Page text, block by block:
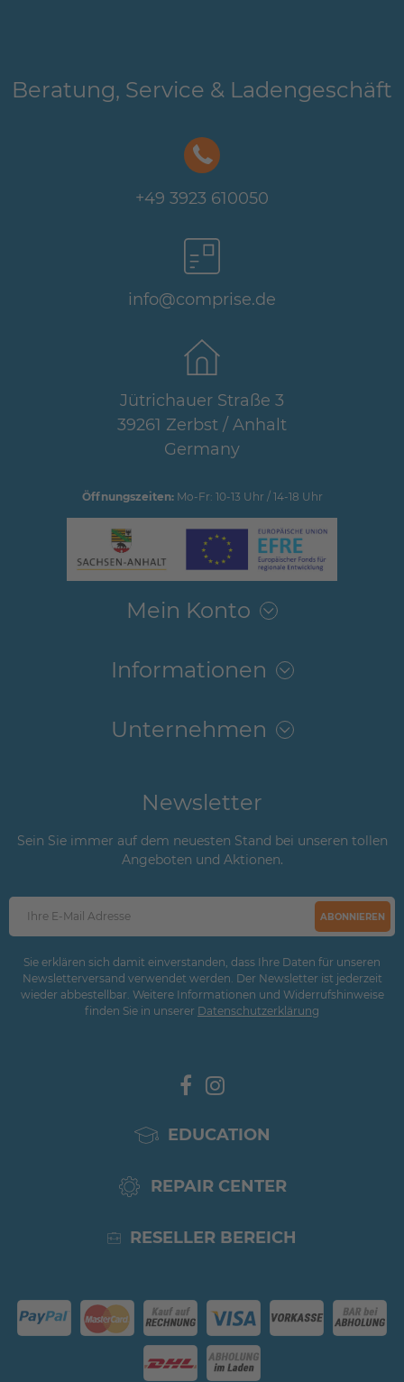
Beratung, Service & Ladengeschäft
+49 3923 610050
info@comprise.de
Jütrichauer Straße 3
39261 Zerbst / Anhalt
Germany
Öffnungszeiten:Mo-Fr: 10-13 Uhr / 14-18 Uhr
Mein Konto
Informationen
Unternehmen
Newsletter
Sein Sie immer auf dem neuesten Stand bei unseren tollen
Angeboten und Aktionen.
ABONNIEREN
Sie erklären sich damit einverstanden, dass Ihre Daten für unseren
Newsletterversand verwendet werden. Der Newsletter ist jederzeit
wieder abbestellbar. Weitere Informationen und Widerrufshinweise
finden Sie in unserer Daten­schutz­erklärung
EDUCATION
REPAIR CENTER
RESELLER BEREICH